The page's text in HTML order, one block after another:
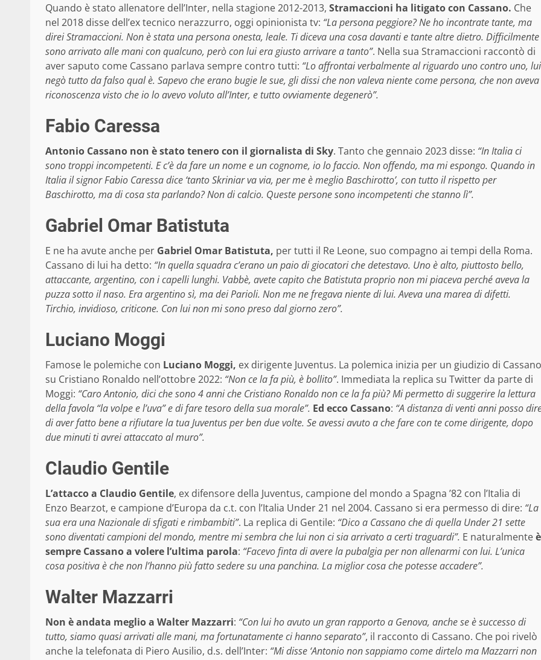
Quando è stato allenatore dell’Inter, nella stagione 2012-2013, Stramaccioni ha litigato con Cassano. Che
nel 2018 disse dell’ex tecnico nerazzurro, oggi opinionista tv: “La persona peggiore? Ne ho incontrate tante, ma
direi Stramaccioni. Non è stata una persona onesta, leale. Ti diceva una cosa davanti e tante altre dietro. Difficilmente
sono arrivato alle mani con qualcuno, però con lui era giusto arrivare a tanto”. Nella sua Stramaccioni raccontò di
aver saputo come Cassano parlava sempre contro tutti: “Lo affrontai verbalmente al riguardo uno contro uno, lui
negò tutto da falso qual è. Sapevo che erano bugie le sue, gli dissi che non valeva niente come persona, che non aveva
riconoscenza visto che io lo avevo voluto all’Inter, e tutto ovviamente degenerò”.
Fabio Caressa
Antonio Cassano non è stato tenero con il giornalista di Sky. Tanto che gennaio 2023 disse: “In Italia ci
sono troppi incompetenti. E c’è da fare un nome e un cognome, io lo faccio. Non offendo, ma mi espongo. Quando in
Italia il signor Fabio Caressa dice ‘tanto Skriniar va via, per me è meglio Baschirotto’, con tutto il rispetto per
Baschirotto, ma di cosa sta parlando? Non di calcio. Queste persone sono incompetenti che stanno lì”.
Gabriel Omar Batistuta
E ne ha avute anche per Gabriel Omar Batistuta, per tutti il Re Leone, suo compagno ai tempi della Roma.
Cassano di lui ha detto: “In quella squadra c’erano un paio di giocatori che detestavo. Uno è alto, piuttosto bello,
attaccante, argentino, con i capelli lunghi. Vabbè, avete capito che Batistuta proprio non mi piaceva perché aveva la
puzza sotto il naso. Era argentino sì, ma dei Parioli. Non me ne fregava niente di lui. Aveva una marea di difetti.
Tirchio, invidioso, criticone. Con lui non mi sono preso dal giorno zero”.
Luciano Moggi
Famose le polemiche con Luciano Moggi, ex dirigente Juventus. La polemica inizia per un giudizio di Cassano
su Cristiano Ronaldo nell’ottobre 2022: “Non ce la fa più, è bollito”. Immediata la replica su Twitter da parte di
Moggi: “Caro Antonio, dici che sono 4 anni che Cristiano Ronaldo non ce la fa più? Mi permetto di suggerire la lettura
della favola “la volpe e l’uva” e di fare tesoro della sua morale”. Ed ecco Cassano: “A distanza di venti anni posso
di aver fatto bene a rifiutare la tua Juventus per ben due volte. Se avessi avuto a che fare con te come dirigente, dopo
due minuti ti avrei attaccato al muro”.
Claudio Gentile
L’attacco a Claudio Gentile, ex difensore della Juventus, campione del mondo a Spagna ’82 con l’Italia di
Enzo Bearzot, e campione d’Europa da c.t. con l’Italia Under 21 nel 2004. Cassano si era permesso di dire: “La
sua era una Nazionale di sfigati e rimbambiti”. La replica di Gentile: “Dico a Cassano che di quella Under 21 sette
sono diventati campioni del mondo, mentre mi sembra che lui non ci sia arrivato a certi traguardi”. E naturalmenteè
sempre Cassano a volere l’ultima parola: “Facevo finta di avere la pubalgia per non allenarmi con lui. L’unica
cosa positiva è che non l’hanno più fatto sedere su una panchina. La miglior cosa che potesse accadere”.
Walter Mazzarri
Non è andata meglio a Walter Mazzarri: “Con lui ho avuto un gran rapporto a Genova, anche se è successo di
tutto, siamo quasi arrivati alle mani, ma fortunatamente ci hanno separato”, il racconto di Cassano. Che poi rivelò
anche la telefonata di Piero Ausilio, d.s. dell’Inter: “Mi disse ‘Antonio non sappiamo come dirtelo ma Mazzarri non